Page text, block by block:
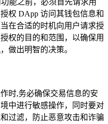
权 DApp 访问其钱包信息和
在合适的时机向用户请求授
权的目的和范围，以确保用
，做出明智的决策。
时,务必确保交易信息的安
中进行敏感操作，同时要对
过滤，防止恶意攻击和诈骗